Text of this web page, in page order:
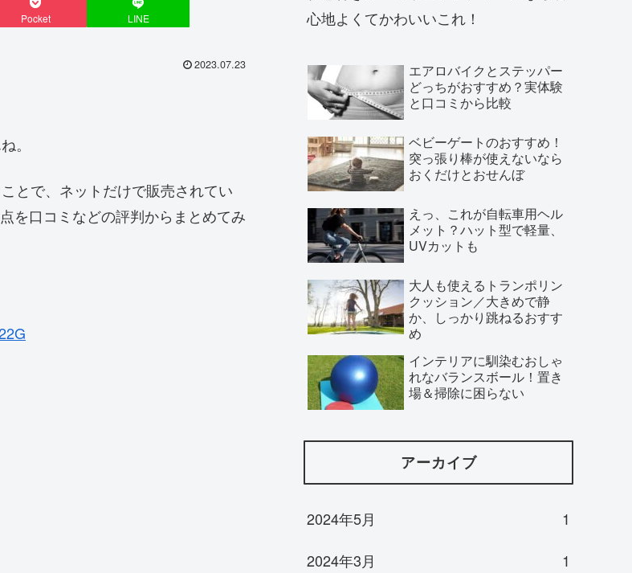
Pocket LINE
2023.07.23
。
とで、ネットだけで販売されてい
を口コミなどの評判からまとめてみ
心地よくてかわいいこれ！
エアロバイクとステッパー
どっちがおすすめ？実体験
と口コミから比較
ベビーゲートのおすすめ！
突っ張り棒が使えないなら
おくだけとおせんぼ
えっ、これが自転車用ヘル
メット？ハット型で軽量、
UVカットも
大人も使えるトランポリン
クッション／大きめで静
か、しっかり跳ねるおすす
め
インテリアに馴染むおしゃ
れなバランスボール！置き
場＆掃除に困らない
アーカイブ
2024年5月
1
2024年3月
1